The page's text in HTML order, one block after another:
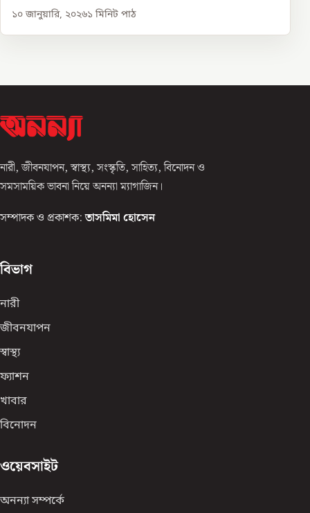
১০ জানুয়ারি, ২০২৬১ মিনিট পাঠ
নারী, জীবনযাপন, স্বাস্থ্য, সংস্কৃতি, সাহিত্য, বিনোদন ও
সমসাময়িক ভাবনা নিয়ে অনন্যা ম্যাগাজিন।
সম্পাদক ও প্রকাশক: তাসমিমা হোসেন
বিভাগ
নারী
জীবনযাপন
স্বাস্থ্য
ফ্যাশন
খাবার
বিনোদন
ওয়েবসাইট
অনন্যা সম্পর্কে